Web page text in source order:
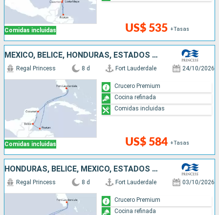
Comidas incluidas US$ 535 +Tasas
MÉXICO, BELICE, HONDURAS, ESTADOS UNIDOS
Comidas incluidas
Regal Princess 8 d Fort Lauderdale 24/10/2026
US$ 584 +Tasas
Crucero Premium
Cocina refinada
Comidas incluidas
HONDURAS, BELICE, MÉXICO, ESTADOS UNIDOS
Regal Princess 8 d Fort Lauderdale 03/10/2026
Crucero Premium
Cocina refinada